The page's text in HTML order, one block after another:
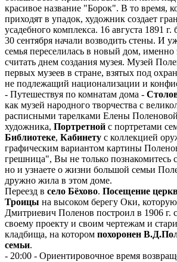
красивое название "Борок". В то время,
приходят в упадок, художник создает
усадебного комплекса. 16 августа 1891
30 сентября начали возводить стены. И
семья переселилась в новый дом, именно
считать днем создания музея. Музей
первых музеев в стране, взятых под
не подлежащий национализации и
- Путешествуя по комнатам дома -
как музей народного творчества с
расписными тарелками Елены
художника, Портретной с портретами
Библиотеке, Кабинету с коллекцией
графическим вариантом картины
грешница", Вы не только познакомитесь
но и узнаете о жизни большой семьи
дружно жила в этом доме.
Переезд в село Бёхово. Посещение
Троицы на высоком берегу Оки,
Дмитриевич Поленов построил в 1906 г.
своему проекту и своим чертежам и
кладбища, на котором похоронен
семьи.
- 20:00 - Ориентировочное время